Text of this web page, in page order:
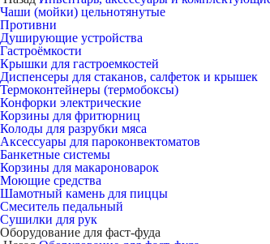
Чаши (мойки) цельнотянутые
Противни
Душирующие устройства
Гастроёмкости
Крышки для гастроемкостей
Диспенсеры для стаканов, салфеток и крышек
Термоконтейнеры (термобоксы)
Конфорки электрические
Корзины для фритюрниц
Колоды для разрубки мяса
Аксессуары для пароконвектоматов
Банкетные системы
Корзины для макароноварок
Моющие средства
Шамотный камень для пиццы
Смеситель педальный
Сушилки для рук
Оборудование для фаст-фуда